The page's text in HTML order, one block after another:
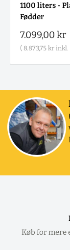
1100 liters -
Fødder
Salgspris
7.099,00 kr
( 8.873,75 kr inkl.
Køb for mere